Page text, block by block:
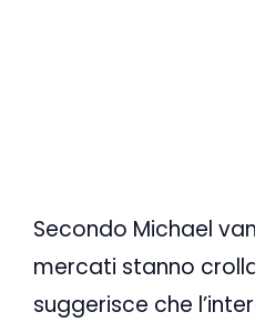
Secondo Michael
mercati stanno
suggerisce che